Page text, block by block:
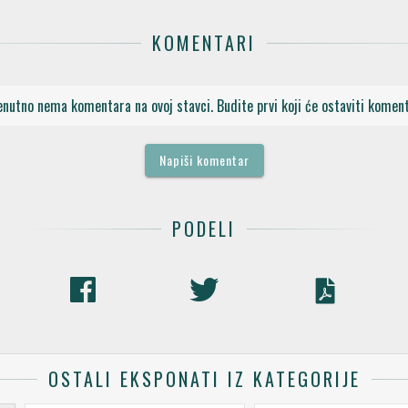
KOMENTARI
nema komentara na ovoj stavci. Budite prvi koji će ostaviti
Napiši komentar
PODELI
OSTALI EKSPONATI IZ KATEGORIJE